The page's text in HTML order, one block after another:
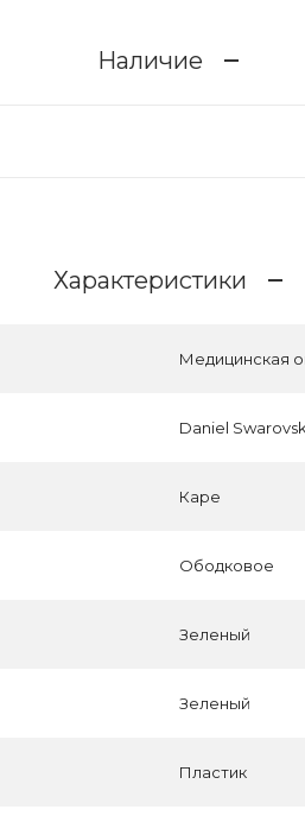
Наличие
Характеристики
Медицинская
Daniel
Каре
Ободковое
Зеленый
Зеленый
Пластик